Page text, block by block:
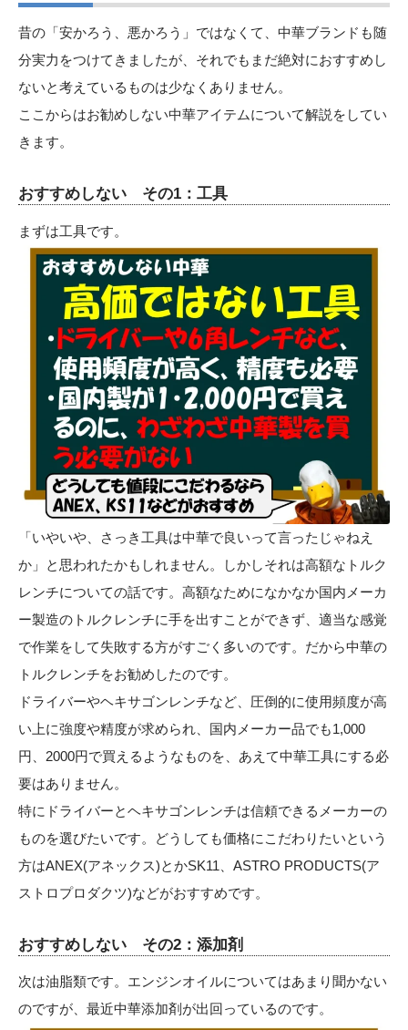
昔の「安かろう、悪かろう」ではなくて、中華ブランドも随
分実力をつけてきましたが、それでもまだ絶対におすすめし
ないと考えているものは少なくありません。
ここからはお勧めしない中華アイテムについて解説をしてい
きます。
おすすめしない その1：工具
まずは工具です。
「いやいや、さっき工具は中華で良いって言ったじゃねえ
か」と思われたかもしれません。しかしそれは高額なトルク
レンチについての話です。高額なためになかなか国内メーカ
ー製造のトルクレンチに手を出すことができず、適当な感覚
で作業をして失敗する方がすごく多いのです。だから中華の
トルクレンチをお勧めしたのです。
ドライバーやヘキサゴンレンチなど、圧倒的に使用頻度が高
い上に強度や精度が求められ、国内メーカー品でも1,000
円、2000円で買えるようなものを、あえて中華工具にする必
要はありません。
特にドライバーとヘキサゴンレンチは信頼できるメーカーの
ものを選びたいです。どうしても価格にこだわりたいという
方はANEX(アネックス)とかSK11、ASTRO PRODUCTS(ア
ストロプロダクツ)などがおすすめです。
おすすめしない その2：添加剤
次は油脂類です。エンジンオイルについてはあまり聞かない
のですが、最近中華添加剤が出回っているのです。